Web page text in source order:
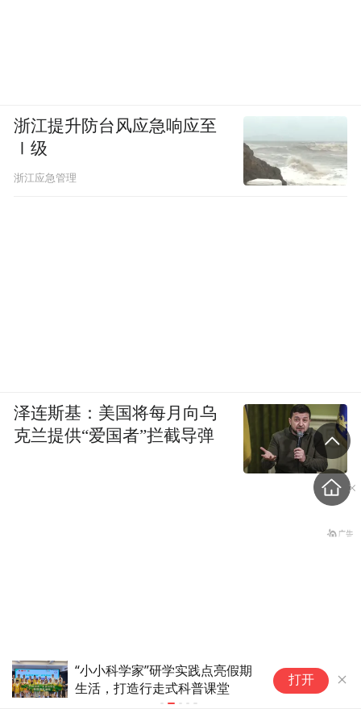
近四十个Ⅰ类新药在研扬州生物医药产业
步入“收获季”
“
打开
浙江提升防台风应急响应至
Ⅰ级
浙江应急管理
泽连斯基：美国将每月向乌
克兰提供“爱国者”拦截导弹
26声枪响！14岁的初三学